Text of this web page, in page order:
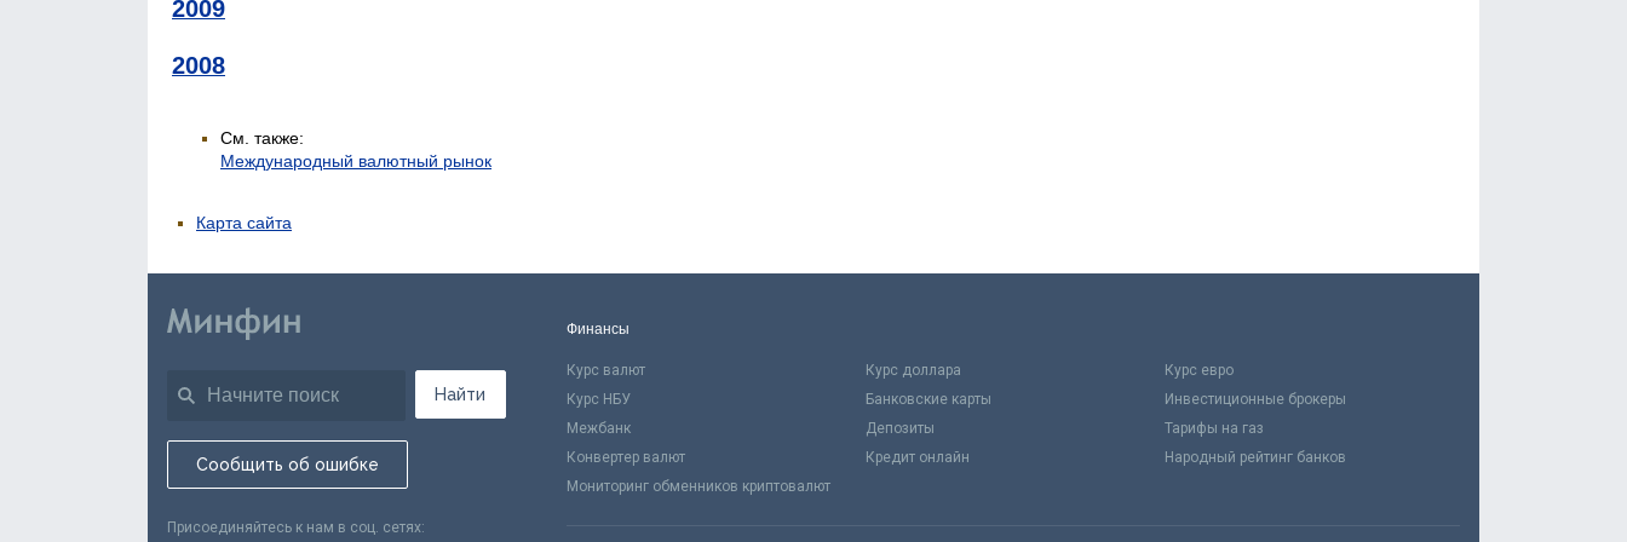
2009
2008
См. также:
Международный валютный рынок
Карта сайта
Найти
Сообщить об ошибке
Присоединяйтесь к нам в соц. сетях:
Финансы
Курс валют Курс доллара
Курс евро
Курс НБУ
Банковские карты
Инвестиционные брокеры
Межбанк
Депозиты
Тарифы на газ
Конвертер валют
Кредит онлайн
Народный рейтинг банков
Мониторинг обменников криптовалют